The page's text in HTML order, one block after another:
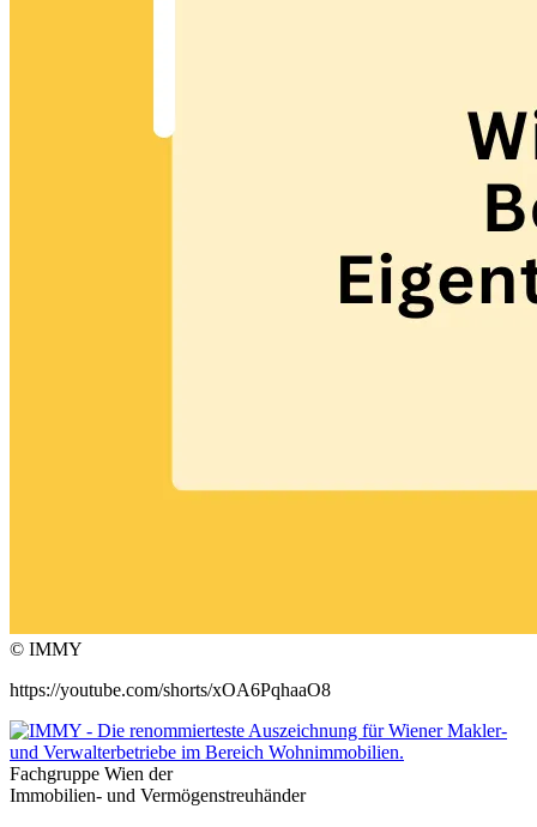
© IMMY
https://youtube.com/shorts/xOA6PqhaaO8
Fachgruppe Wien der
Immobilien- und Vermögenstreuhänder